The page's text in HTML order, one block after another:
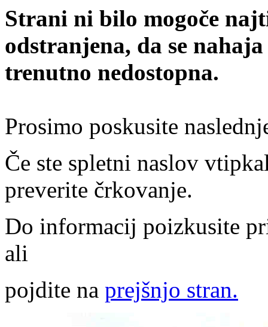
Strani ni bilo mogoče
odstranjena, da se
trenutno nedostopna.
Prosimo poskusite
Če ste spletni naslov
preverite črkovanje.
Do informacij poizkusite
ali
pojdite na prejšnjo stran.